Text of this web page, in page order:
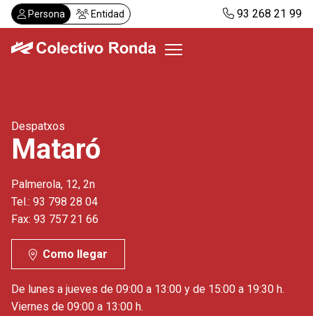
Pasar
al
contenido
Persona Entidad 93 268 21 99
Servicios
Actualidad
Despachos
Solicitar visita
Abonos
CA
Despatxos
Mataró
Palmerola, 12, 2n
Tel.: 93 798 28 04
Fax: 93 757 21 66
Como llegar
De lunes a jueves de 09:00 a 13:00 y de 15:00 a 19:30 h.
Viernes de 09:00 a 13:00 h.